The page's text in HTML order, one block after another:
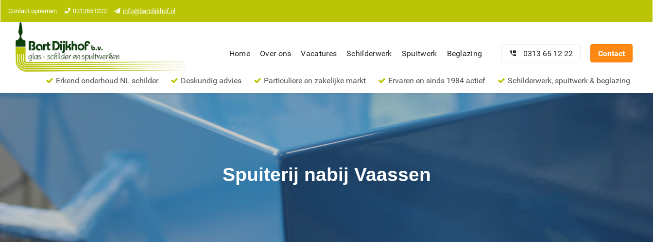
Contact opnemen 0313651222 info@bartdijkhof.nl
Home Over ons Vacatures Schilderwerk Spuitwerk Beglazing 0313 65 12 22 Contact
Erkend onderhoud NL schilder Deskundig advies Particuliere en zakelijke markt Ervaren en sinds 1984 actief Schilderwerk, spuitwerk & beglazing
Spuiterij nabij Vaassen